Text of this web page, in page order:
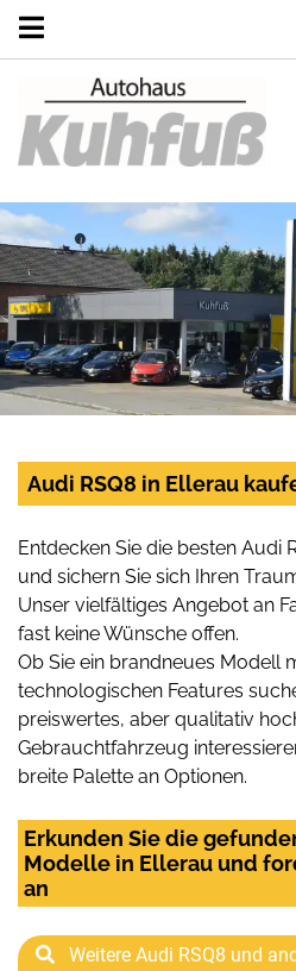
Audi RSQ8 in Ellerau
Entdecken Sie die besten Audi
und sichern Sie sich Ihren
Unser vielfältiges Angebot an
fast keine Wünsche offen.
Ob Sie ein brandneues Modell
technologischen Features
preiswertes, aber qualitativ
Gebrauchtfahrzeug
breite Palette an Optionen.
Erkunden Sie die
Modelle in Ellerau und
an
Weitere Audi RSQ8 und